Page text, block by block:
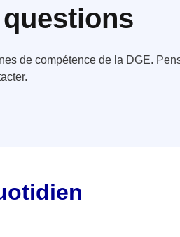
de compétence de la DGE.